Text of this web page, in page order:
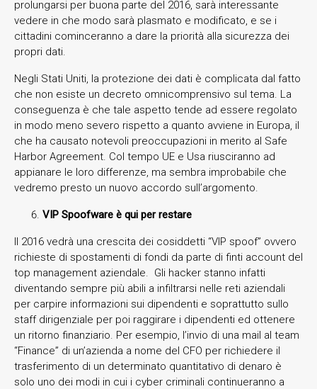
prolungarsi per buona parte del 2016, sarà interessante
vedere in che modo sarà plasmato e modificato, e se i
cittadini cominceranno a dare la priorità alla sicurezza dei
propri dati.
Negli Stati Uniti, la protezione dei dati è complicata dal fatto
che non esiste un decreto omnicomprensivo sul tema. La
conseguenza è che tale aspetto tende ad essere regolato
in modo meno severo rispetto a quanto avviene in Europa, il
che ha causato notevoli preoccupazioni in merito al Safe
Harbor Agreement. Col tempo UE e Usa riusciranno ad
appianare le loro differenze, ma sembra improbabile che
vedremo presto un nuovo accordo sull’argomento.
VIP Spoofware è qui per restare
Il 2016 vedrà una crescita dei cosiddetti “VIP spoof” ovvero
richieste di spostamenti di fondi da parte di finti account del
top management aziendale. Gli hacker stanno infatti
diventando sempre più abili a infiltrarsi nelle reti aziendali
per carpire informazioni sui dipendenti e soprattutto sullo
staff dirigenziale per poi raggirare i dipendenti ed ottenere
un ritorno finanziario. Per esempio, l’invio di una mail al team
“Finance” di un’azienda a nome del CFO per richiedere il
trasferimento di un determinato quantitativo di denaro è
solo uno dei modi in cui i cyber criminali continueranno a